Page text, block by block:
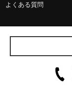
よくある質問